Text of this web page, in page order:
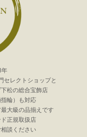
年
セレクトショップと
松の総合宝飾店
輪）も対応
大級の品揃えです
正規取扱店
談ください